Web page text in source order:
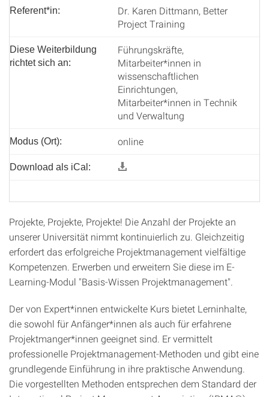
Referent*in:
Dr. Karen Dittmann, Better
Project Training
Diese Weiterbildung
richtet sich an:
Führungskräfte,
Mitarbeiter*innen in
wissenschaftlichen
Einrichtungen,
Mitarbeiter*innen in Technik
und Verwaltung
Modus (Ort): online
Download als iCal:
Projekte, Projekte, Projekte! Die Anzahl der Projekte an
unserer Universität nimmt kontinuierlich zu. Gleichzeitig
erfordert das erfolgreiche Projektmanagement vielfältige
Kompetenzen. Erwerben und erweitern Sie diese im E-
Learning-Modul "Basis-Wissen Projektmanagement".
Der von Expert*innen entwickelte Kurs bietet Lerninhalte,
die sowohl für Anfänger*innen als auch für erfahrene
Projektmanger*innen geeignet sind. Er vermittelt
professionelle Projektmanagement-Methoden und gibt eine
grundlegende Einführung in ihre praktische Anwendung.
Die vorgestellten Methoden entsprechen dem Standard der